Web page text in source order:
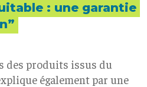
: une garantie
des produits issus du
également par une